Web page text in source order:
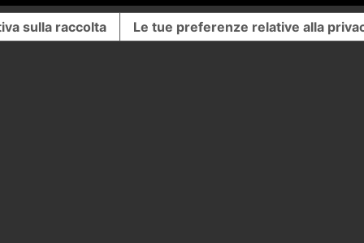
sulla raccolta Le tue preferenze relative alla